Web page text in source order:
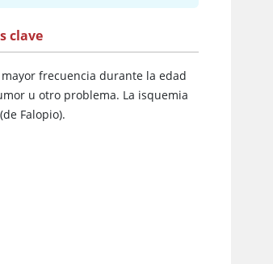
clave
frecuencia durante la edad
u otro problema. La isquemia
Falopio).